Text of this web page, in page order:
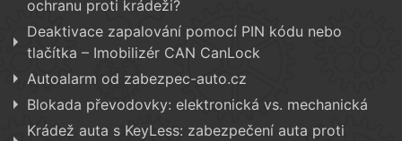
ochranu proti krádeži?
Deaktivace zapalování pomocí PIN kódu nebo
tlačítka – Imobilizér CAN CanLock
Autoalarm od zabezpec-auto.cz
Blokada převodovky: elektronická vs. mechanická
Krádež auta s KeyLess: zabezpečení auta proti